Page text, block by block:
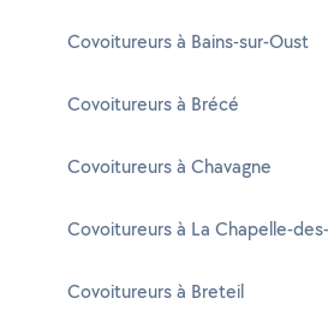
Covoitureurs à Bains-sur-Oust
Covoitureurs à Brécé
Covoitureurs à Chavagne
Covoitureurs à La Chapelle-
Covoitureurs à Breteil